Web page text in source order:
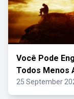
Você Pode
Todos Menos
25 September